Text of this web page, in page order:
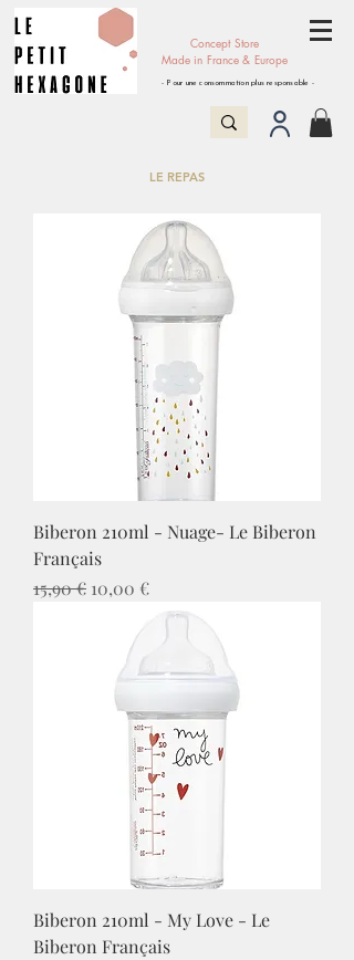
Concept Store
Made in France & Europe
- Pour une consommation plus responsable -
LE REPAS
Biberon 210ml - Nuage- Le Biberon
Français
Prix original
15,90 € Prix promotionnel
10,00 €
Biberon 210ml - My Love - Le
Biberon Français